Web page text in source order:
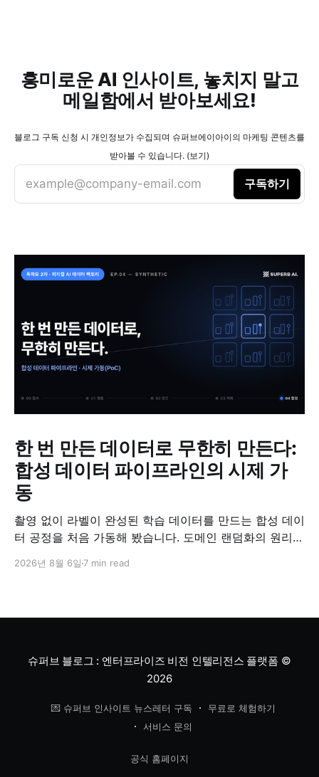
흥미로운 AI 인사이트, 놓치지 말고
메일함에서 받아보세요!
블로그 구독 신청 시 개인정보가 수집되며 슈퍼브에이아이의 마케팅 콘텐츠를
받아볼 수 있습니다. (보기)
example@company-email.com 구독하기
한 번 만든 데이터로 무한히 만든다:
합성 데이터 파이프라인의 시제 가
동
촬영 없이 라벨이 완성된 학습 데이터를 만드는 합성 데이
터 공정을 처음 가동해 봤습니다. 도메인 랜덤화의 원리와
리했습니다.
2026년 8월 6일 7 min read
슈퍼브 블로그 : 엔터프라이즈 비전 인텔리전스 플랫폼 ©
2026
💌 슈퍼브 인사이트 뉴스레터 구독
무료로 체험하기
서비스 문의
공식 홈페이지